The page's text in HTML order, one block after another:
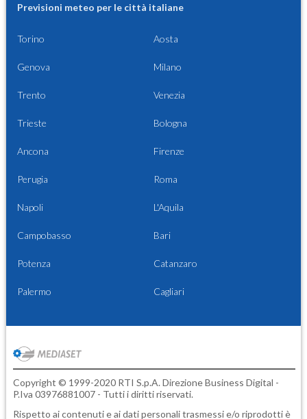
Previsioni meteo per le città italiane
Torino Aosta
Genova Milano
Trento Venezia
Trieste Bologna
Ancona Firenze
Perugia Roma
Napoli L'Aquila
Campobasso Bari
Potenza Catanzaro
Palermo Cagliari
Copyright © 1999-2020 RTI S.p.A. Direzione Business Digital -
P.Iva 03976881007 - Tutti i diritti riservati.
Rispetto ai contenuti e ai dati personali trasmessi e/o riprodotti è